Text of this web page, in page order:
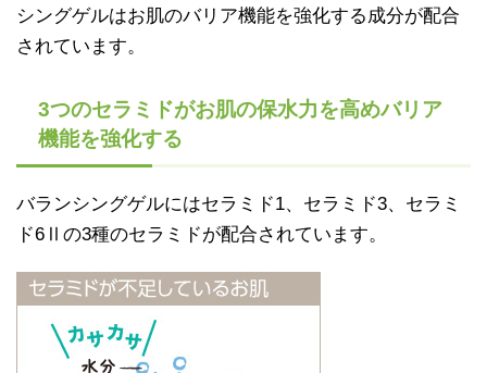
シングゲルはお肌のバリア機能を強化する成分が配合
されています。
3つのセラミドがお肌の保水力を高めバリア
機能を強化する
バランシングゲルにはセラミド1、セラミド3、セラミ
ド6Ⅱの3種のセラミドが配合されています。